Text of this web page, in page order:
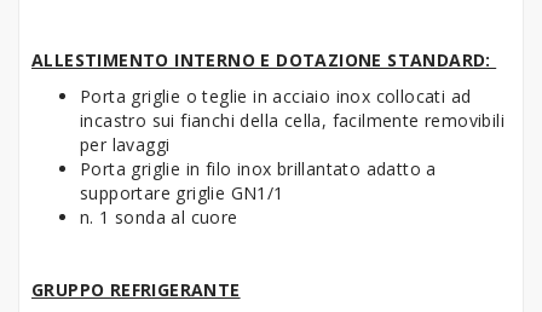
ALLESTIMENTO INTERNO E DOTAZIONE STANDARD:
Porta griglie o teglie in acciaio inox collocati ad
incastro sui fianchi della cella, facilmente removibili
per lavaggi
Porta griglie in filo inox brillantato adatto a
supportare griglie GN1/1
n. 1 sonda al cuore
GRUPPO REFRIGERANTE